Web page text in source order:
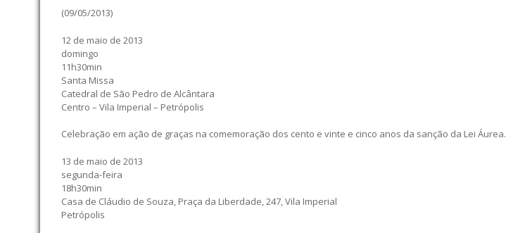
(09/05/2013)
12 de maio de 2013
domingo
11h30min
Santa Missa
Catedral de São Pedro de Alcântara
Centro – Vila Imperial – Petrópolis
Celebração em ação de graças na comemoração dos cento e vinte e cinco anos da sanção da Lei Áurea.
13 de maio de 2013
segunda-feira
18h30min
Casa de Cláudio de Souza, Praça da Liberdade, 247, Vila Imperial
Petrópolis